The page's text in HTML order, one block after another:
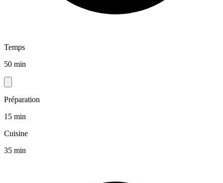
Temps
50 min
Préparation
15 min
Cuisine
35 min